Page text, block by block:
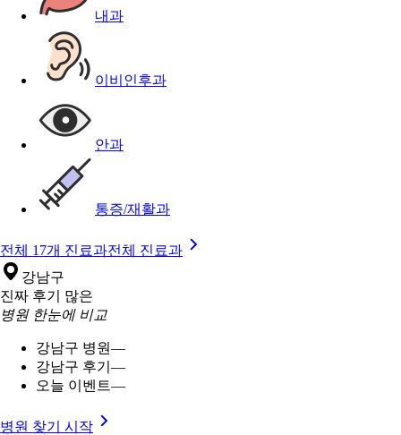
내과
이비인후과
안과
통증/재활과
전체 17개 진료과전체 진료과
강남구
진짜 후기 많은
병원 한눈에 비교
강남구 병원—
강남구 후기 —
오늘 이벤트—
병원 찾기 시작